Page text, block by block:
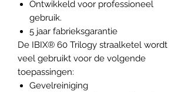
Ontwikkeld voor professioneel
gebruik.
5 jaar fabrieksgarantie
De IBIX® 60 Trilogy straalketel wordt
veel gebruikt voor de volgende
toepassingen:
Gevelreiniging